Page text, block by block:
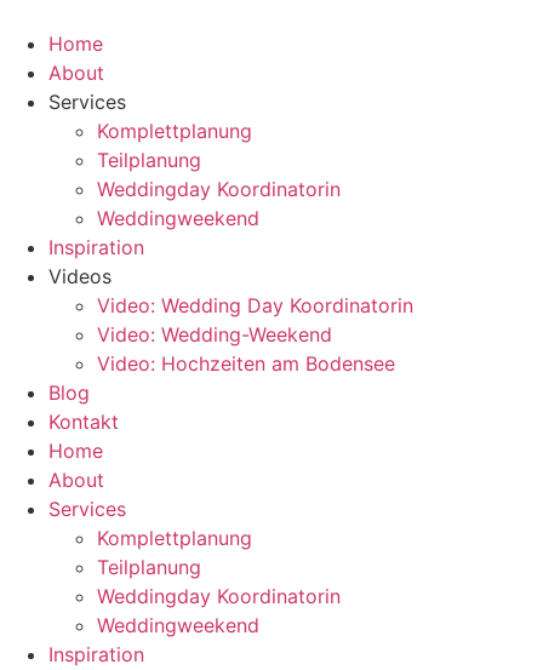
Inhalt
springen
Home
About
Services
Komplettplanung
Teilplanung
Weddingday Koordinatorin
Weddingweekend
Inspiration
Videos
Video: Wedding Day Koordinatorin
Video: Wedding-Weekend
Video: Hochzeiten am Bodensee
Blog
Kontakt
Home
About
Services
Komplettplanung
Teilplanung
Weddingday Koordinatorin
Weddingweekend
Inspiration